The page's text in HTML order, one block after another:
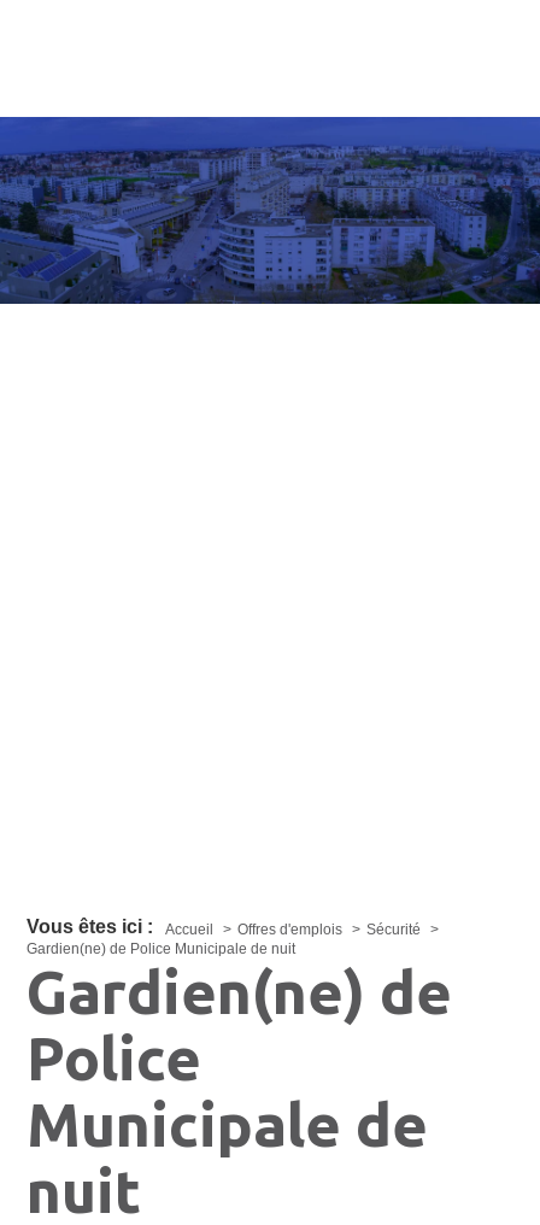
Vous êtes ici : Accueil Offres d'emplois
Sécurité
Gardien(ne) de Police Municipale de nuit
Gardien(ne) de
Police
Municipale de
nuit